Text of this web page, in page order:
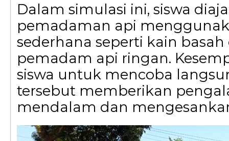
Dalam simulasi ini, siswa
pemadaman api
sederhana seperti kain
pemadam api ringan.
siswa untuk mencoba
tersebut memberikan
mendalam dan